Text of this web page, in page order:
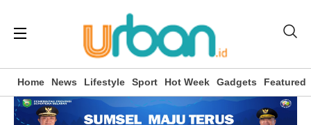
Home News Lifestyle Sport Hot Week Gadgets Featured